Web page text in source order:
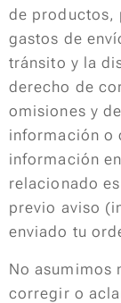
de productos,
gastos de
tránsito y la
derecho de
omisiones y
información o
información
relacionado
previo aviso
enviado tu
No asumimos
corregir o